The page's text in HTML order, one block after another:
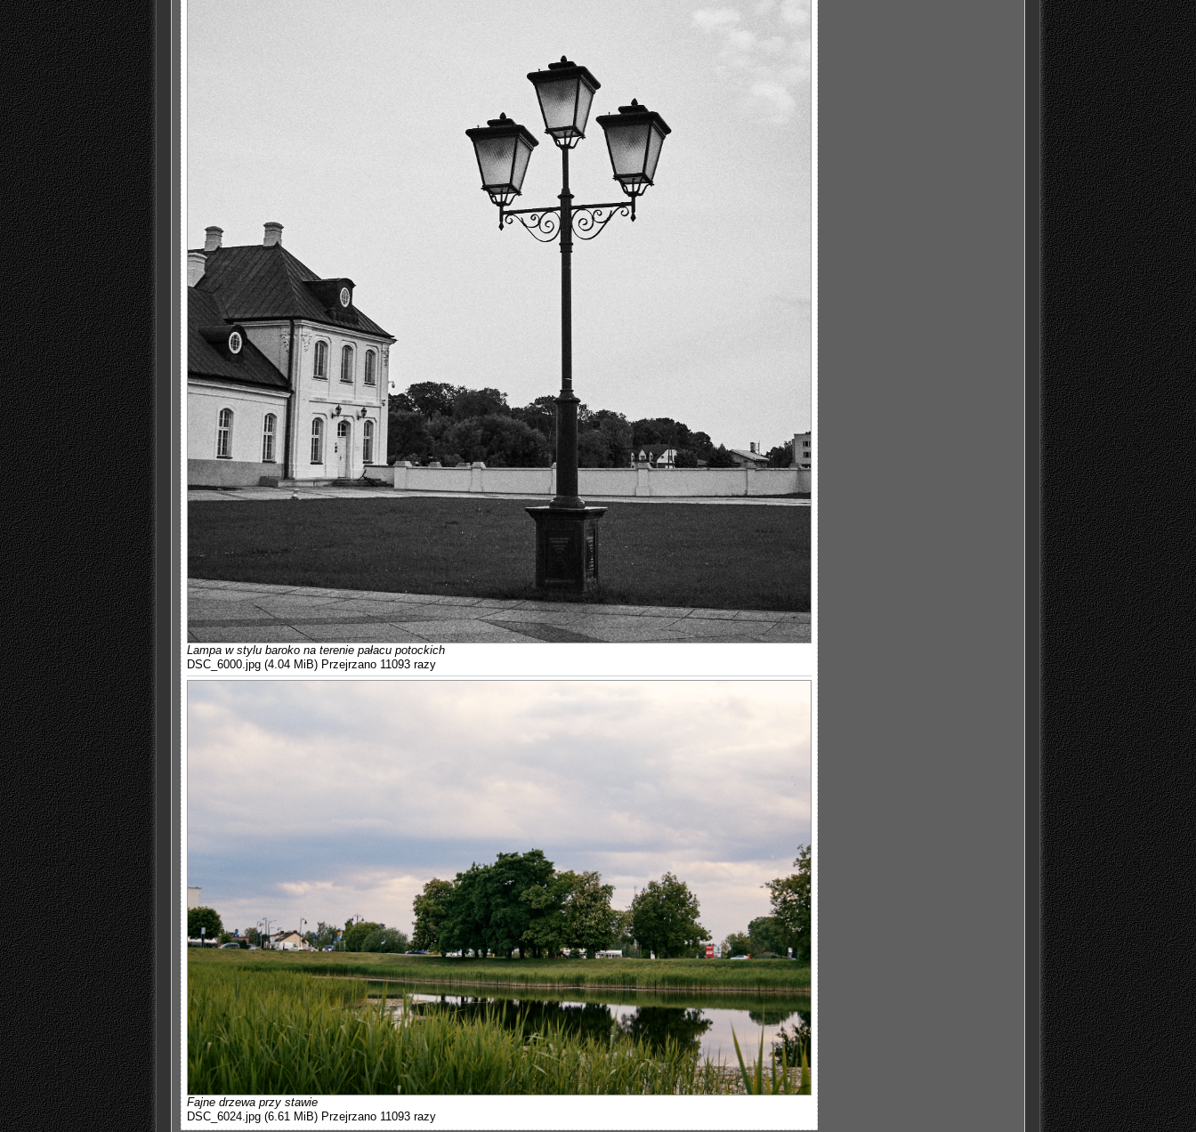
Lampa w stylu baroko na terenie pałacu potockich
DSC_6000.jpg (4.04 MiB) Przejrzano 11093 razy
Fajne drzewa przy stawie
DSC_6024.jpg (6.61 MiB) Przejrzano 11093 razy